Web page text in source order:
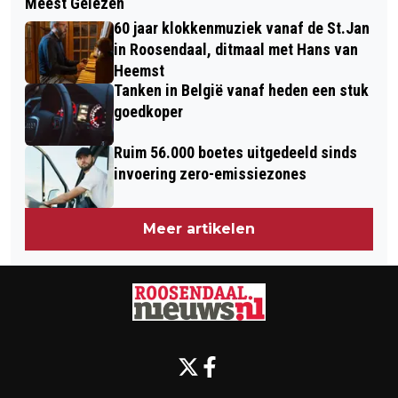
PAKKET’ E-MAIL
KINDEREN GEVEN HUN ONGEZOUTEN
MENING OVER EFTELING-ATTRACTIES
60 jaar klokkenmuziek vanaf de St.Jan
in Roosendaal, ditmaal met Hans van
Heemst
Tanken in België vanaf heden een stuk
goedkoper
Ruim 56.000 boetes uitgedeeld sinds
invoering zero-emissiezones
Meer artikelen